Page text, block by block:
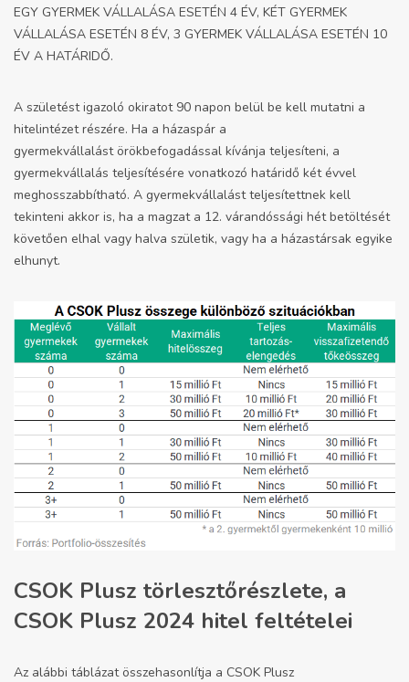
EGY GYERMEK VÁLLALÁSA ESETÉN 4 ÉV, KÉT GYERMEK
VÁLLALÁSA ESETÉN 8 ÉV, 3 GYERMEK VÁLLALÁSA ESETÉN 10
ÉV A HATÁRIDŐ.
A születést igazoló okiratot 90 napon belül be kell mutatni a
hitelintézet részére. Ha a házaspár a
gyermekvállalást örökbefogadással kívánja teljesíteni, a
gyermekvállalás teljesítésére vonatkozó határidő két évvel
meghosszabbítható. A gyermekvállalást teljesítettnek kell
tekinteni akkor is, ha a magzat a 12. várandóssági hét betöltését
követően elhal vagy halva születik, vagy ha a házastársak egyike
elhunyt.
CSOK Plusz törlesztőrészlete, a
CSOK Plusz 2024 hitel feltételei
Az alábbi táblázat összehasonlítja a CSOK Plusz